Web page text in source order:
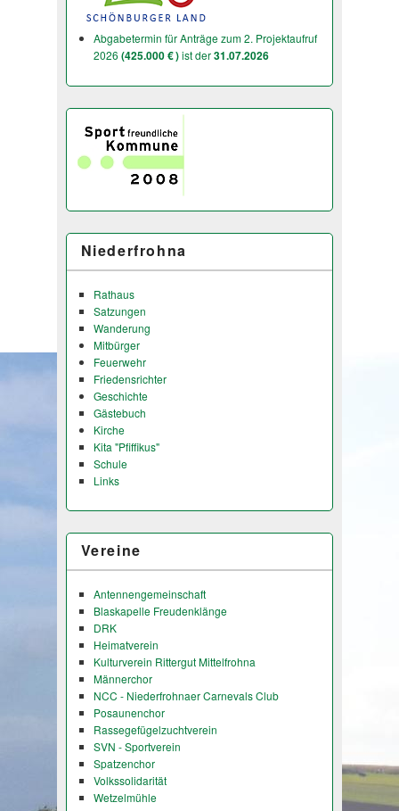
Abgabetermin für Anträge zum 2. Projektaufruf
2026 (425.000 € )ist der31.07.2026
Niederfrohna
Rathaus
Satzungen
Wanderung
Mitbürger
Feuerwehr
Friedensrichter
Geschichte
Gästebuch
Kirche
Kita "Pfiffikus"
Schule
Links
Vereine
Antennengemeinschaft
Blaskapelle Freudenklänge
DRK
Heimatverein
Kulturverein Rittergut Mittelfrohna
Männerchor
NCC - Niederfrohnaer Carnevals Club
Posaunenchor
Rassegefügelzuchtverein
SVN - Sportverein
Spatzenchor
Volkssolidarität
Wetzelmühle